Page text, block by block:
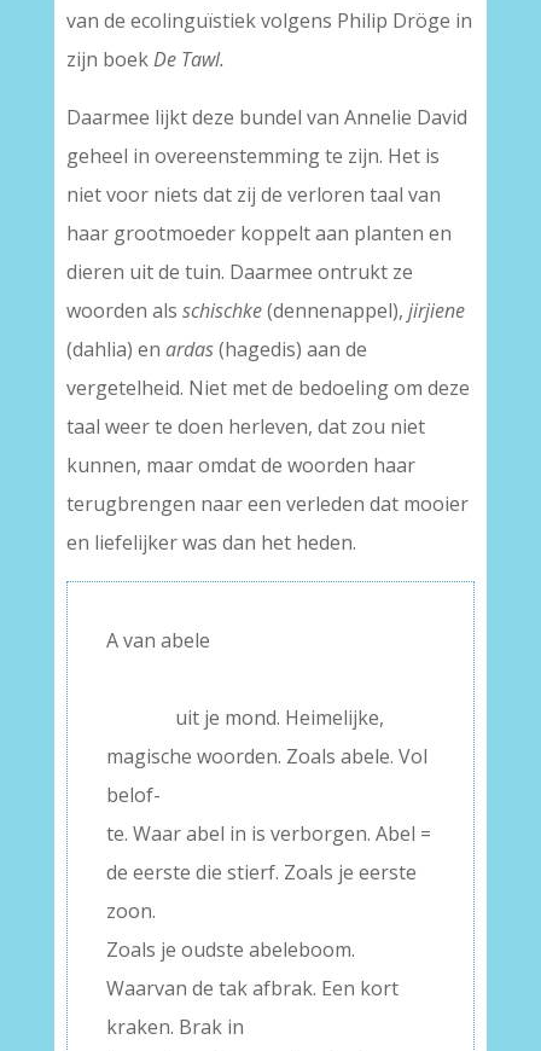
van de ecolinguïstiek volgens Philip Dröge in
zijn boekDe Tawl.
Daarmee lijkt deze bundel van Annelie David
geheel in overeenstemming te zijn. Het is
niet voor niets dat zij de verloren taal van
haar grootmoeder koppelt aan planten en
dieren uit de tuin. Daarmee ontrukt ze
woorden als schischke(dennenappel), jirjiene
(dahlia) en ardas(hagedis) aan de
vergetelheid. Niet met de bedoeling om deze
taal weer te doen herleven, dat zou niet
kunnen, maar omdat de woorden haar
terugbrengen naar een verleden dat mooier
en liefelijker was dan het heden.
A van abele
uit je mond. Heimelijke,
magische woorden. Zoals abele. Vol
belof-
te. Waar abel in is verborgen. Abel =
de eerste die stierf. Zoals je eerste
zoon.
Zoals je oudste abeleboom.
Waarvan de tak afbrak. Een kort
kraken. Brak in